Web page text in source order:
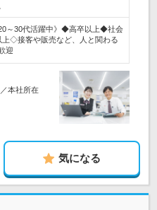
～30代活躍中》◆高卒以上◆社会
◇接客や販売など、人と関わる
迎
本社所在
気になる